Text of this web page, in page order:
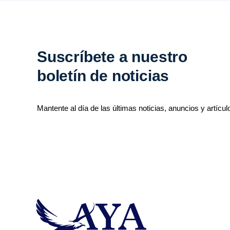
Suscríbete a nuestro
boletín de noticias
Mantente al día de las últimas noticias, anuncios y